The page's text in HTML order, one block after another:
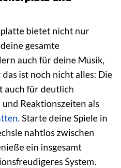
bietet nicht nur
gesamte
auch für deine Musik,
ist noch nicht alles: Die
auch für deutlich
Reaktionszeiten als
. Starte deine Spiele in
nahtlos zwischen
ein insgesamt
System.